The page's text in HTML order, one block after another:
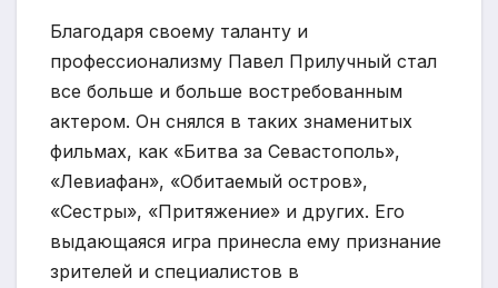
Благодаря своему таланту и
профессионализму Павел Прилучный стал
все больше и больше востребованным
актером. Он снялся в таких знаменитых
фильмах, как «Битва за Севастополь»,
«Левиафан», «Обитаемый остров»,
«Сестры», «Притяжение» и других. Его
выдающаяся игра принесла ему признание
зрителей и специалистов в